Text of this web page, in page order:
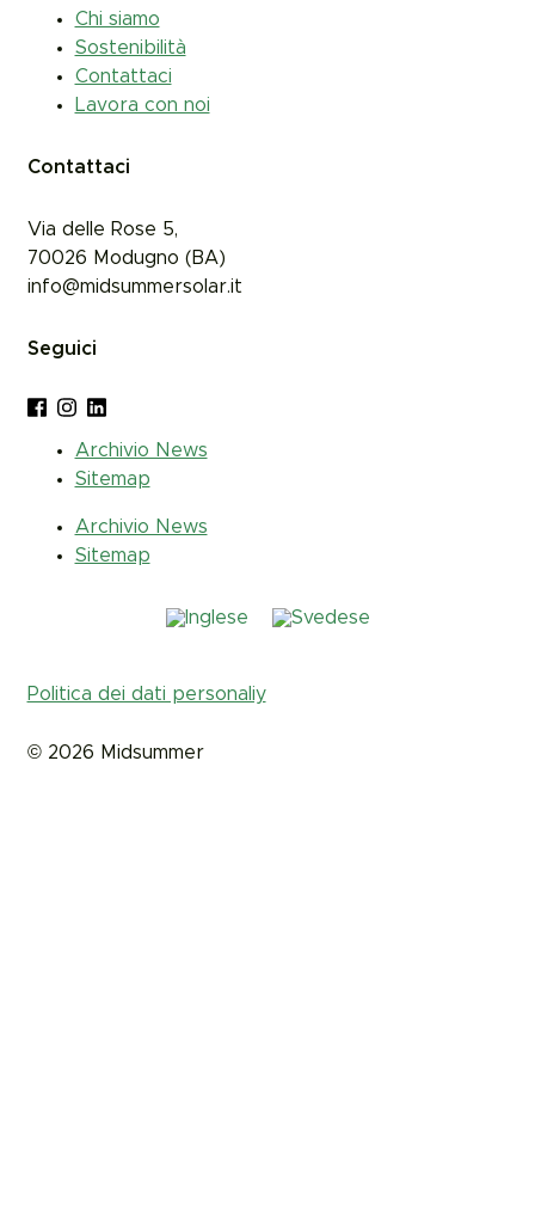
Chi siamo
Sostenibilità
Contattaci
Lavora con noi
Contattaci
Via delle Rose 5,
70026 Modugno (BA)
info@midsummersolar.it
Seguici
Archivio News
Sitemap
Archivio News
Sitemap
Politica dei dati personaliy
© 2026 Midsummer